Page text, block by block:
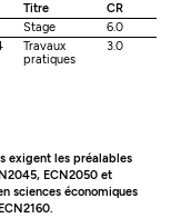
Titre
CR
Stage
6.0
Travaux
pratiques
3.0
exigent les préalables
ECN2050 et
sciences économiques